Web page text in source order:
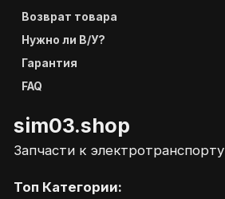
Возврат товара
Нужно ли В/У?
Гарантия
FAQ
sim03.shop
Запчасти к электротранспорту
Топ Категории: